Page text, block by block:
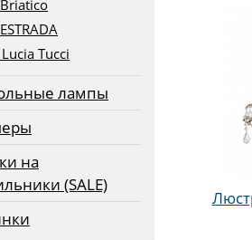
Briatico
ESTRADA
Tucci
лампы
на
(SALE)